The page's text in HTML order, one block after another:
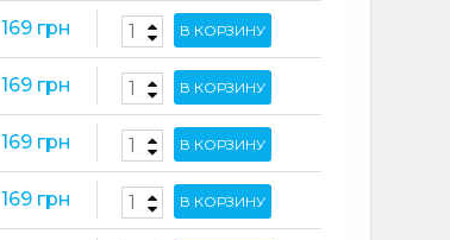
169 грн В КОРЗИНУ
169 грн В КОРЗИНУ
169 грн В КОРЗИНУ
169 грн В КОРЗИНУ